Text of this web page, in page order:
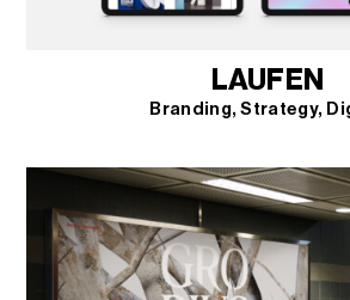
LAUFEN
Branding Strategy